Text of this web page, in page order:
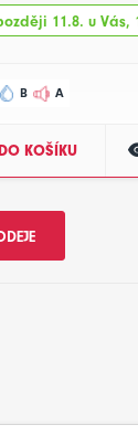
11.8. u Vás,
B A
KOŠÍKU